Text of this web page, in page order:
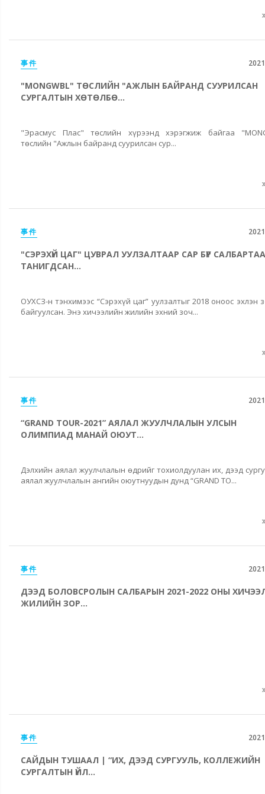
事件
"MONGWBL" ТӨСЛИЙН "АЖЛЫН БАЙРАНД СУУРИЛСАН
СУРГАЛТЫН ХӨТӨЛБӨ...
"Эрасмус Плас" төслийн хүрээнд хэрэгжиж байгаа
төслийн "Ажлын байранд суурилсан сур...
事件
"СЭРЭХҮЙ ЦАГ" ЦУВРАЛ УУЛЗАЛТААР САР БҮР САЛБАРТАА
ТАНИГДСАН...
ОУХСЗ-н тэнхимээс “Сэрэхүй цаг” уулзалтыг 2018 оноос эхлэн
байгуулсан. Энэ хичээлийн жилийн эхний зоч...
事件
“GRAND TOUR-2021” АЯЛАЛ ЖУУЛЧЛАЛЫН УЛСЫН
ОЛИМПИАД МАНАЙ ОЮУТ...
Дэлхийн аялал жуулчлалын өдрийг тохиолдуулан их, дээд
аялал жуулчлалын ангийн оюутнуудын дунд “GRAND TO...
事件
ДЭЭД БОЛОВСРОЛЫН САЛБАРЫН 2021-2022 ОНЫ
ЖИЛИЙН ЗОР...
事件
САЙДЫН ТУШААЛ | “ИХ, ДЭЭД СУРГУУЛЬ, КОЛЛЕЖИЙН
СУРГАЛТЫН ҮЙЛ...